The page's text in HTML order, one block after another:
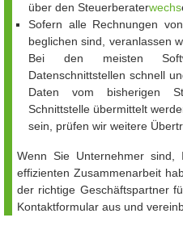
über den Steuerberaterwechs
Sofern alle Rechnungen
beglichen sind, veranlassen
Bei den meisten
Datenschnittstellen schnell
Daten vom bisherigen
Schnittstelle übermittelt
sein, prüfen wir weitere
Wenn Sie Unternehmer
effizienten Zusammenarbeit
der richtige Geschäftspartner
Kontaktformular aus und